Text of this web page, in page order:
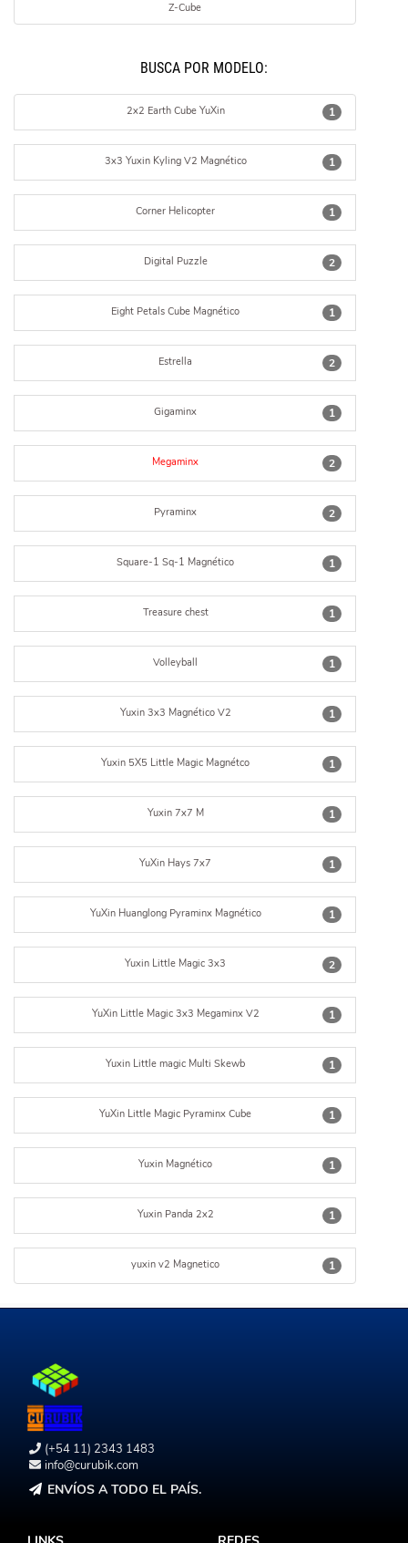
Z-Cube
BUSCÁ POR MODELO:
1
2x2 Earth Cube YuXin
1
3x3 Yuxin Kyling V2 Magnético
1
Corner Helicopter
2
Digital Puzzle
1
Eight Petals Cube Magnético
2
Estrella
1
Gigaminx
2
Megaminx
2
Pyraminx
1
Square-1 Sq-1 Magnético
1
Treasure chest
1
Volleyball
1
Yuxin 3x3 Magnético V2
1
Yuxin 5X5 Little Magic Magnétco
1
Yuxin 7x7 M
1
YuXin Hays 7x7
1
YuXin Huanglong Pyraminx Magnético
2
Yuxin Little Magic 3x3
1
YuXin Little Magic 3x3 Megaminx V2
1
Yuxin Little magic Multi Skewb
1
YuXin Little Magic Pyraminx Cube
1
Yuxin Magnético
1
Yuxin Panda 2x2
1
yuxin v2 Magnetico
(+54 11) 2343 1483
info@curubik.com
ENVÍOS A TODO EL PAÍS.